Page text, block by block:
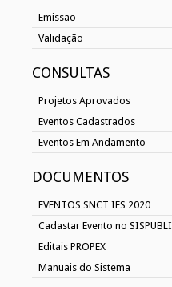
Emissão
Validação
CONSULTAS
Projetos Aprovados
Eventos Cadastrados
Eventos Em Andamento
DOCUMENTOS
EVENTOS SNCT IFS 2020
Cadastar Evento no SISPUBLI
Editais PROPEX
Manuais do Sistema